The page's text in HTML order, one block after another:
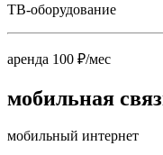
ТВ-оборудование
аренда 100 ₽/мес
мобильная
мобильный интернет